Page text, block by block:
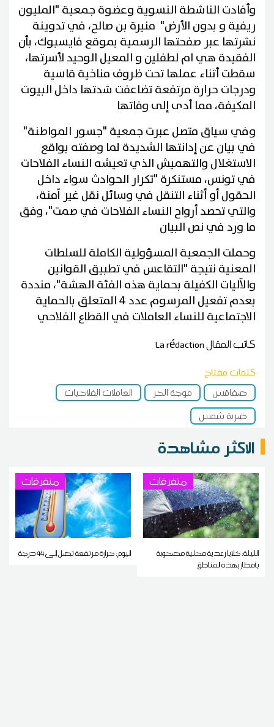
وأفادت الناشطة النسوية وعضوة جمعية "المليون
ريفية و بدون الأرض" منيرة بن صالح، في تدوينة
نشرتها عبر صفحتها الرسمية بموقع فايسبوك، بأن
الفقيدة هي ام لطفلين و المعيل الوحيد لأسرتها،
سقطت أثناء عملها تحت ظروف مناخية قاسية
ودرجات حرارة مرتفعة تضاعفت شدتها داخل البيوت
المكيفة، مما أدى إلى وفاتها
وفي سياق متصل عبرت جمعية "جسور المواطنة"
في بيان عن إدانتها الشديدة لما وصفته بواقع
الاستغلال والتهميش الذي تعيشه النساء الفلاحات
في تونس، مستنكرة "تكرار الحوادث سواء داخل
الحقول أو أثناء التنقل في وسائل نقل غير آمنة،
والتي تحصد أرواح النساء الفلاحات في صمت"، وفق
ما ورد في نص البيان
وحملت الجمعية المسؤولية الكاملة للسلطات
المعنية نتيجة "التقاعس في تطبيق القوانين
والآليات الكفيلة بحماية هذه الفئة الهشة"، منددة
بعدم تفعيل المرسوم عدد 4 المتعلق بالحماية
الاجتماعية للنساء العاملات في القطاع الفلاحي
كاتب المقالLa rédaction
كلمات مفتاح
صفاقس
موجة الحر
العاملات الفلاحيات
ضربة شمس
الاكثر مشاهدة
متفرقات
الليلة: خلايا رعدية محلية مصحوبة
بأمطار بهذه المناطق
متفرقات
اليوم: حرارة مرتفعة تصل إلى 44 درجة